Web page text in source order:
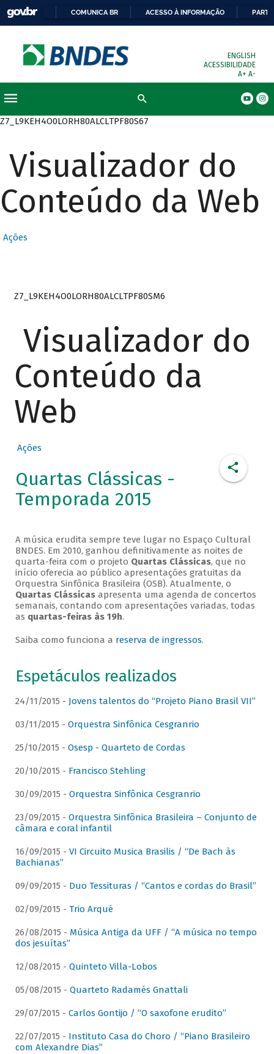
COMUNICA BR ACESSO À INFORMAÇÃO
ENGLISH
ACESSIBILIDADE
A+ A-
Z7_L9KEH4O0LORH80ALCLTPF80S67
Visualizador do
Conteúdo da Web
Ações
Z7_L9KEH4O0LORH80ALCLTPF80SM6
Visualizador do
Conteúdo da
Web
Ações
Quartas Clássicas -
Temporada 2015
A música erudita sempre teve lugar no Espaço Cultural
BNDES. Em 2010, ganhou definitivamente as noites de
quarta-feira com o projeto Quartas Clássicas, que no
início oferecia ao público apresentações gratuitas da
Orquestra Sinfônica Brasileira (OSB). Atualmente, o
Quartas Clássicasapresenta uma agenda de concertos
semanais, contando com apresentações variadas, todas
as quartas-feiras às 19h.
Saiba como funciona a reserva de ingressos.
Espetáculos realizados
24/11/2015 - Jovens talentos do “Projeto Piano Brasil VII”
03/11/2015 - Orquestra Sinfônica Cesgranrio
25/10/2015 - Osesp - Quarteto de Cordas
20/10/2015 - Francisco Stehling
30/09/2015 - Orquestra Sinfônica Cesgranrio
23/09/2015 - Orquestra Sinfônica Brasileira – Conjunto de
câmara e coral infantil
16/09/2015 - VI Circuito Musica Brasilis / “De Bach às
Bachianas”
09/09/2015 - Duo Tessituras / “Cantos e cordas do Brasil”
02/09/2015 - Trio Arqué
26/08/2015 - Música Antiga da UFF / “A música no tempo
dos jesuítas”
12/08/2015 - Quinteto Villa-Lobos
05/08/2015 - Quarteto Radamés Gnattali
29/07/2015 - Carlos Gontijo / “O saxofone erudito”
22/07/2015 - Instituto Casa do Choro / “Piano Brasileiro
com Alexandre Dias”